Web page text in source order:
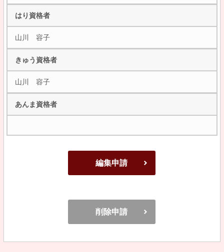
はり資格者
山川 容子
きゅう資格者
山川 容子
あんま資格者
編集申請
削除申請